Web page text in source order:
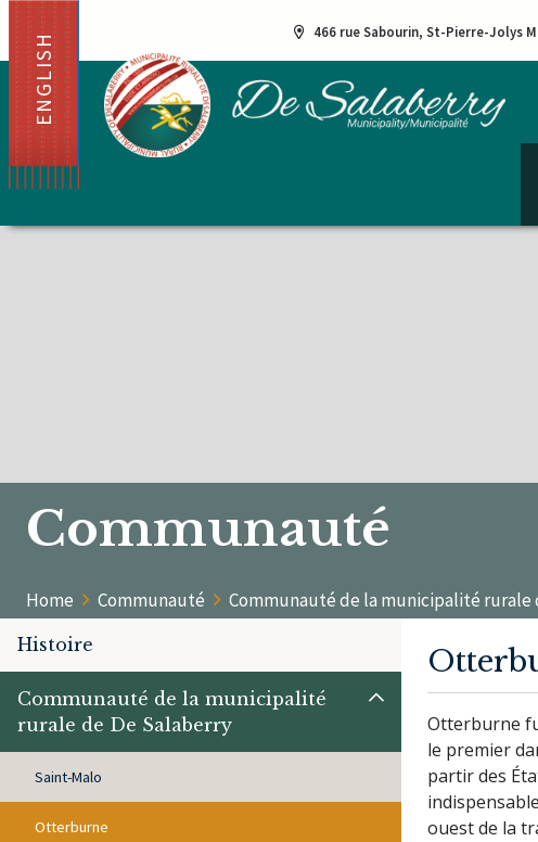
466 rue Sabourin, St-Pierre-Jolys
ENGLISH
Communauté
Home Communauté Communauté de la municipalité rurale
Histoire
Communauté de la municipalité
rurale de De Salaberry
Saint-Malo
Otterburne
Otterburne
le premier
partir des
ouest de la